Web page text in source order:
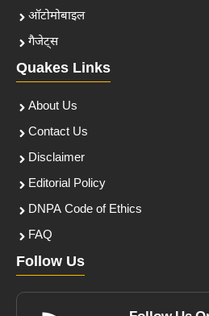
ऑटोमोबाइल
गैजेट्स
Quakes Links
About Us
Contact Us
Disclaimer
Editorial Policy
DNPA Code of Ethics
FAQ
Follow Us